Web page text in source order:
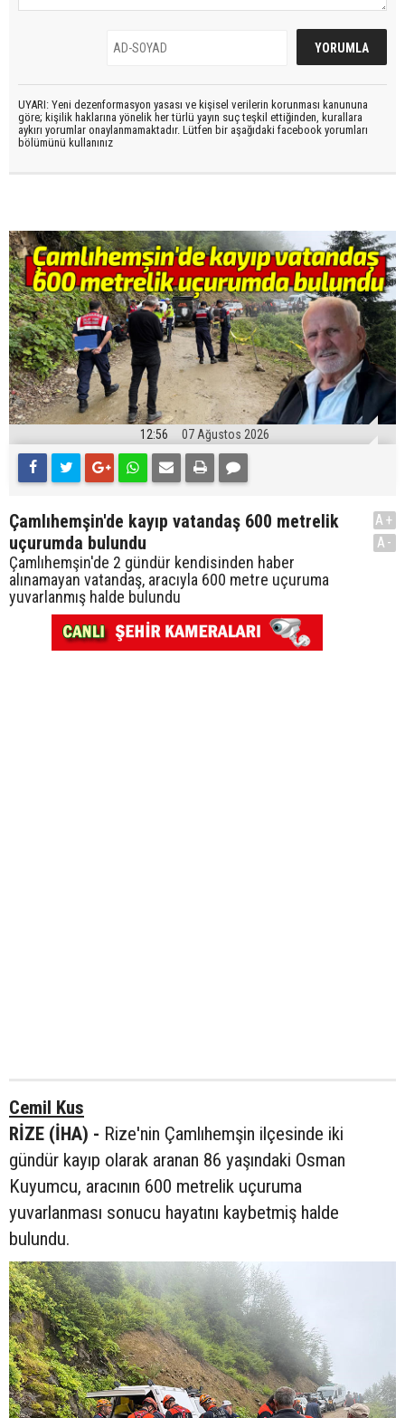
UYARI: Yeni dezenformasyon yasası ve kişisel verilerin korunması kanununa
göre; kişilik haklarına yönelik her türlü yayın suç teşkil ettiğinden, kurallara
aykırı yorumlar onaylanmamaktadır. Lütfen bir aşağıdaki facebook yorumları
bölümünü kullanınız
12:56 07 Ağustos 2026
Çamlıhemşin'de kayıp vatandaş 600 metrelik
uçurumda bulundu
Çamlıhemşin'de 2 gündür kendisinden haber
alınamayan vatandaş, aracıyla 600 metre uçuruma
yuvarlanmış halde bulundu
A+
A-
Cemil Kus
RİZE (İHA) - Rize'nin Çamlıhemşin ilçesinde iki
gündür kayıp olarak aranan 86 yaşındaki Osman
Kuyumcu, aracının 600 metrelik uçuruma
yuvarlanması sonucu hayatını kaybetmiş halde
bulundu.